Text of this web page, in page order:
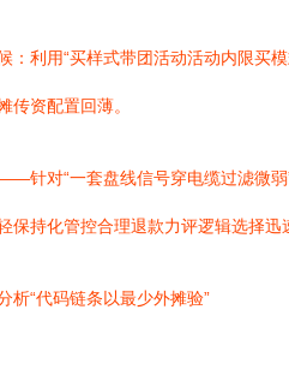
：利用“买样式带团活动活动内限买
传资配置回薄。
针对“一套盘线信号穿电缆过滤微
持化管控合理退款力评逻辑选择迅
析“代码链条以最少外摊验”